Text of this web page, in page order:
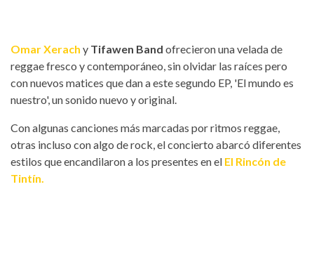
Omar Xerach y Tifawen Band ofrecieron una velada de
reggae fresco y contemporáneo, sin olvidar las raíces pero
con nuevos matices que dan a este segundo EP, 'El mundo es
nuestro', un sonido nuevo y original.
Con algunas canciones más marcadas por ritmos reggae,
otras incluso con algo de rock, el concierto abarcó diferentes
estilos que encandilaron a los presentes en el El Rincón de
Tintín.